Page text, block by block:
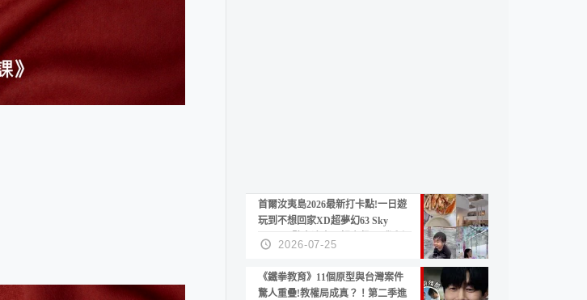
首爾汝夷島2026最新打卡點!一日遊
玩到不想回家XD超夢幻63 Sky
Picnic、鷺良津帝王蟹大餐、《淚之
女王》拍攝地、漢江公園免費玩水
2026-07-25
《鐵拳教育》11個原型與台灣案件
驚人重疊!教權局成真？！第二季進